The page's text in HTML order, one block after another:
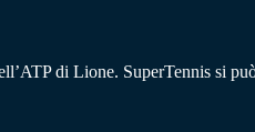
di Lione. SuperTennis si